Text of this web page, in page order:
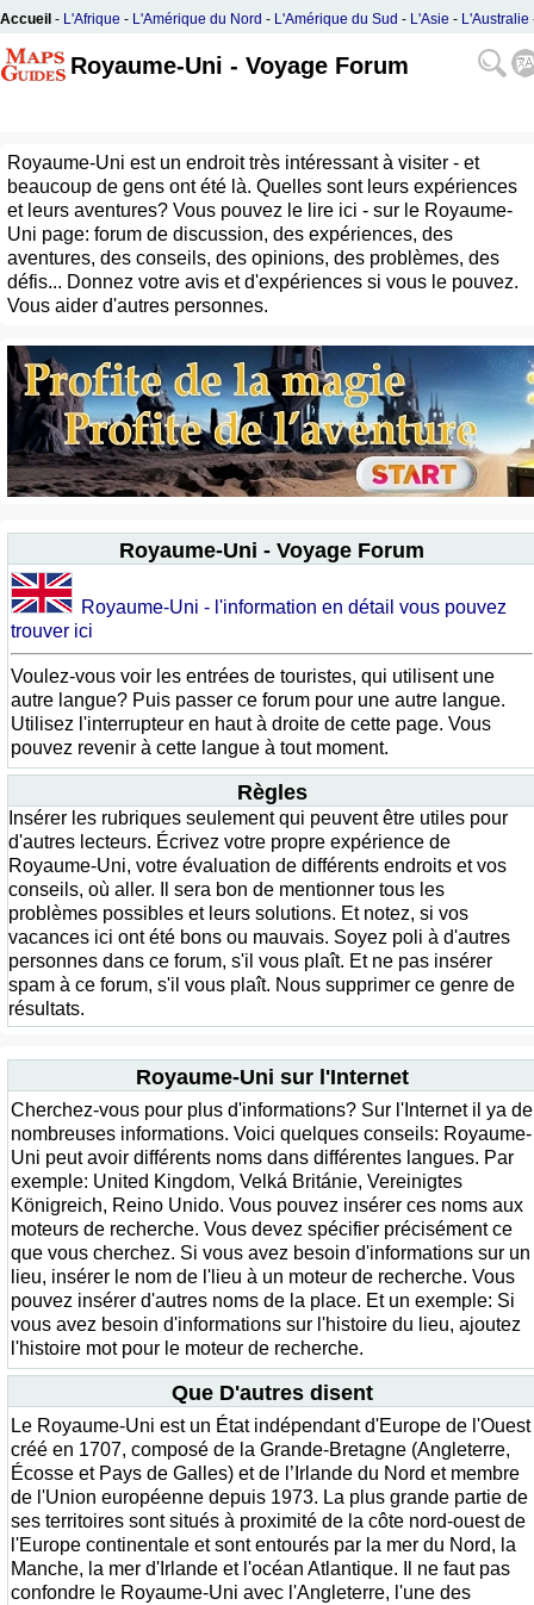
Accueil - L'Afrique - L'Amérique du Nord - L'Amérique du Sud - L'Asie - L'Australie
Royaume-Uni - Voyage Forum
Royaume-Uni est un endroit très intéressant à visiter - et
beaucoup de gens ont été là. Quelles sont leurs expériences
et leurs aventures? Vous pouvez le lire ici - sur le Royaume-
Uni page: forum de discussion, des expériences, des
aventures, des conseils, des opinions, des problèmes, des
défis... Donnez votre avis et d'expériences si vous le pouvez.
Vous aider d'autres personnes.
Royaume-Uni - Voyage Forum
Royaume-Uni - l'information en détail vous pouvez
trouver ici
Voulez-vous voir les entrées de touristes, qui utilisent une
autre langue? Puis passer ce forum pour une autre langue.
Utilisez l'interrupteur en haut à droite de cette page. Vous
pouvez revenir à cette langue à tout moment.
Règles
Insérer les rubriques seulement qui peuvent être utiles pour
d'autres lecteurs. Écrivez votre propre expérience de
Royaume-Uni, votre évaluation de différents endroits et vos
conseils, où aller. Il sera bon de mentionner tous les
problèmes possibles et leurs solutions. Et notez, si vos
vacances ici ont été bons ou mauvais. Soyez poli à d'autres
personnes dans ce forum, s'il vous plaît. Et ne pas insérer
spam à ce forum, s'il vous plaît. Nous supprimer ce genre de
résultats.
Royaume-Uni sur l'Internet
Cherchez-vous pour plus d'informations? Sur l'Internet il ya de
nombreuses informations. Voici quelques conseils: Royaume-
Uni peut avoir différents noms dans différentes langues. Par
exemple: United Kingdom, Velká Británie, Vereinigtes
Königreich, Reino Unido. Vous pouvez insérer ces noms aux
moteurs de recherche. Vous devez spécifier précisément ce
que vous cherchez. Si vous avez besoin d'informations sur un
lieu, insérer le nom de l'lieu à un moteur de recherche. Vous
pouvez insérer d'autres noms de la place. Et un exemple: Si
vous avez besoin d'informations sur l'histoire du lieu, ajoutez
l'histoire mot pour le moteur de recherche.
Que D'autres disent
Le Royaume-Uni est un État indépendant d'Europe de l'Ouest
créé en 1707, composé de la Grande-Bretagne (Angleterre,
Écosse et Pays de Galles) et de l’Irlande du Nord et membre
de l'Union européenne depuis 1973. La plus grande partie de
ses territoires sont situés à proximité de la côte nord-ouest de
l'Europe continentale et sont entourés par la mer du Nord, la
Manche, la mer d'Irlande et l'océan Atlantique. Il ne faut pas
confondre le Royaume-Uni avec l'Angleterre, l'une des